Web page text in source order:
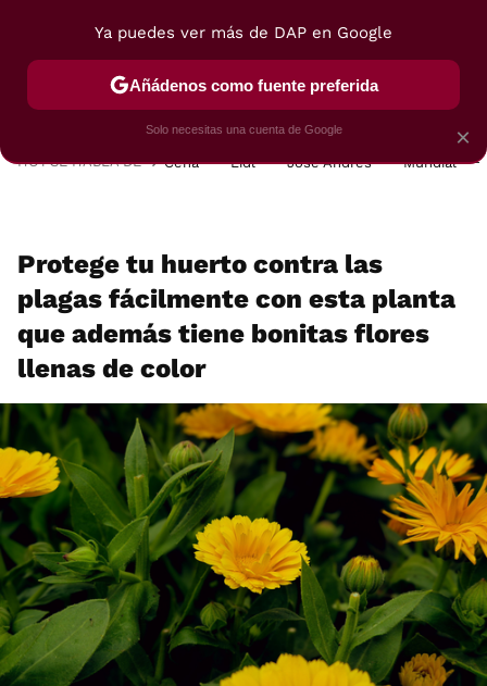
POSTRES VIAJES SELECCIÓN VEGUI
HOY SE HABLA DE Cena Lidl José Andrés Mundial
Protege tu huerto contra las
plagas fácilmente con esta planta
que además tiene bonitas flores
llenas de color
×
Ya puedes ver más de DAP en Google
Añádenos como fuente preferida
Solo necesitas una cuenta de Google